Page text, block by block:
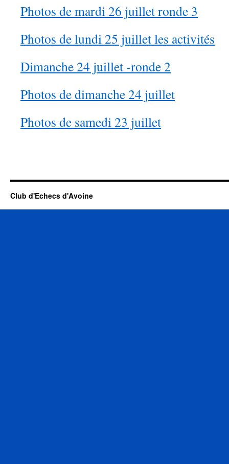
Photos de mardi 26 juillet ronde 3
Photos de lundi 25 juillet les activités
Dimanche 24 juillet -ronde 2
Photos de dimanche 24 juillet
Photos de samedi 23 juillet
Club d'Echecs d'Avoine